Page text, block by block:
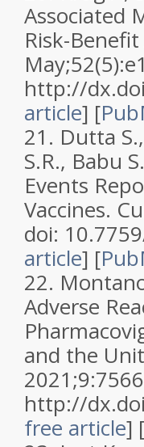
Associated
Risk-
http://
article] [
21. Dutta
S.R., Babu
Events
Vaccines.
doi:
article] [
22.
Adverse
and the
http://
free article] [